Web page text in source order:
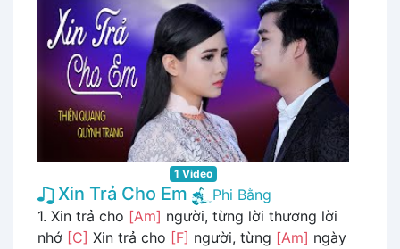
1 Video
Xin Trả Cho Em
Phi Bằng
1. Xin trả cho [Am] người, từng lời thương lời
nhớ [C] Xin trả cho [F] người, từng [Am] ngày